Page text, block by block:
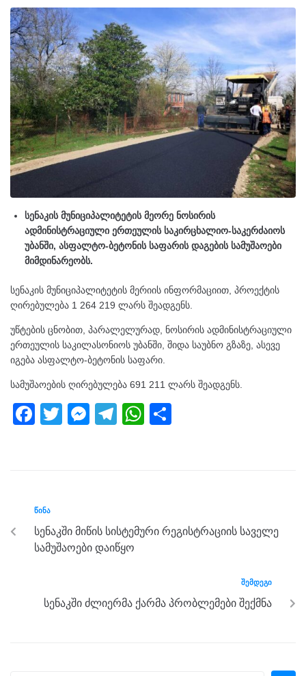
სენაკის მუნიციპალიტეტის მეორე ნოსირის
ადმინისტრაციული ერთეულის საკირცხალიო-საკერძაიოს
უბანში, ასფალტო-ბეტონის საფარის დაგების სამუშაოები
მიმდინარეობს.
სენაკის მუნიციპალიტეტის მერიის ინფორმაციით, პროექტის
ღირებულება 1 264 219 ლარს შეადგენს.
უწტების ცნობით, პარალელურად, ნოსირის ადმინისტრაციული
ერთეულის საკილასონიოს უბანში, შიდა საუბნო გზაზე, ასევე
იგება ასფალტო-ბეტონის საფარი.
სამუშაოების ღირებულება 691 211 ლარს შეადგენს.
F
b
o
o
T
M
g
er
T
m
W
p
ᲬᲘᲜᲐ
სენაკში მიწის სისტემური რეგისტრაციის საველე
სამუშაოები დაიწყო
ᲨᲔᲛᲓᲔᲒᲘ
სენაკში ძლიერმა ქარმა პრობლემები შექმნა